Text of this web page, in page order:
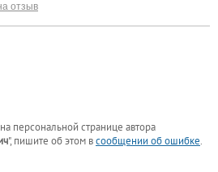
отзыв
персональной странице автора
", пишите об этом всообщении об ошибке.